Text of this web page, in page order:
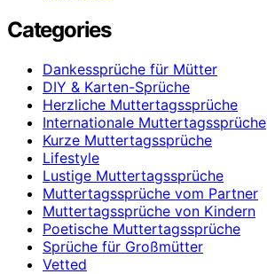
Categories
Dankessprüche für Mütter
DIY & Karten-Sprüche
Herzliche Muttertagssprüche
Internationale Muttertagssprüche
Kurze Muttertagssprüche
Lifestyle
Lustige Muttertagssprüche
Muttertagssprüche vom Partner
Muttertagssprüche von Kindern
Poetische Muttertagssprüche
Sprüche für Großmütter
Vetted